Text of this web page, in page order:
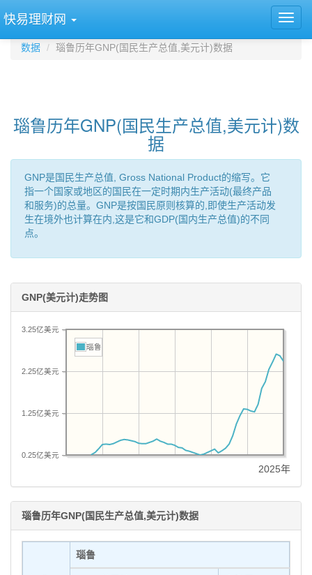
快易理财网
数据 瑙鲁历年GNP(国民生产总值,美元计)数据
瑙鲁历年GNP(国民生产总值,美元计)数
据
GNP是国民生产总值, Gross National Product的缩写。它
指一个国家或地区的国民在一定时期内生产活动(最终产品
和服务)的总量。GNP是按国民原则核算的,即使生产活动发
生在境外也计算在内,这是它和GDP(国内生产总值)的不同
点。
GNP(美元计)走势图
0.25亿美元
1.25亿美元
2.25亿美元
3.25亿美元
瑙鲁
2025年
瑙鲁历年GNP(国民生产总值,美元计)数据
瑙鲁